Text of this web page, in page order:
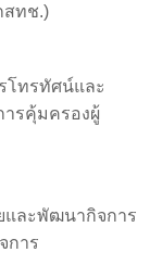
สทช.)
โทรทัศน์และ
รคุ้มครองผู้
และพัฒนากิจการ
การ